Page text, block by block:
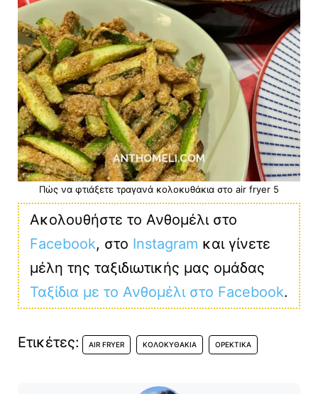
Πώς να φτιάξετε τραγανά κολοκυθάκια στο air fryer 5
Ακολουθήστε το Ανθομέλι στο
Facebook, στο Instagram και γίνετε
μέλη της ταξιδιωτικής μας ομάδας
Ταξίδια με το Ανθομέλι στο Facebook.
Ετικέτες: AIR FRYER ΚΟΛΟΚΥΘΆΚΙΑ ΟΡΕΚΤΙΚΆ